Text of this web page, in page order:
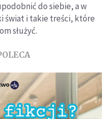
do siebie, a w
świat i takie treści, które
służyć.